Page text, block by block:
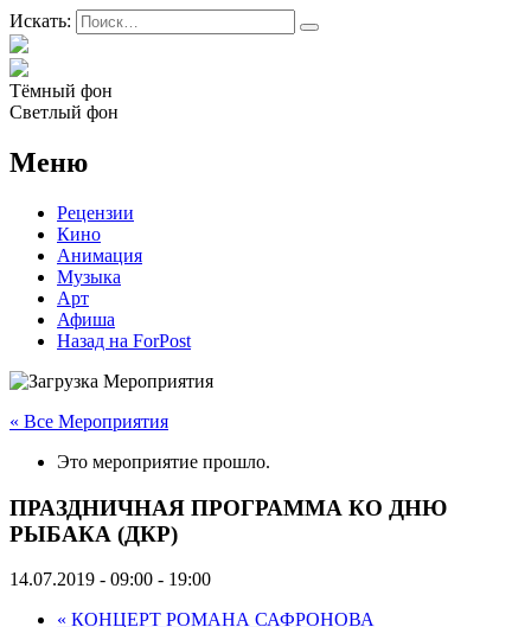
Искать:
Тёмный фон
Светлый фон
Меню
Рецензии
Кино
Анимация
Музыка
Арт
Афиша
Назад на ForPost
« Все Мероприятия
Это мероприятие прошло.
ПРАЗДНИЧНАЯ ПРОГРАММА КО ДНЮ
РЫБАКА (ДКР)
14.07.2019 - 09:00 - 19:00
« КОНЦЕРТ РОМАНА САФРОНОВА